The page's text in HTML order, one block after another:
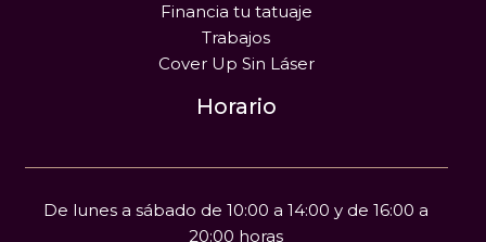
Financia tu tatuaje
Trabajos
Cover Up Sin Láser
Horario
De lunes a sábado de 10:00 a 14:00 y de 16:00 a
20:00 horas